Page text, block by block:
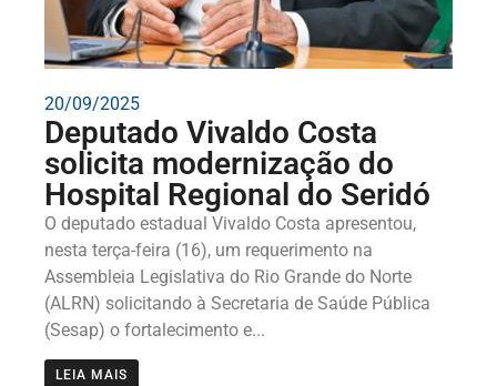
20/09/2025
Deputado Vivaldo Costa
solicita modernização do
Hospital Regional do Seridó
O deputado estadual Vivaldo Costa apresentou,
nesta terça-feira (16), um requerimento na
Assembleia Legislativa do Rio Grande do Norte
(ALRN) solicitando à Secretaria de Saúde Pública
(Sesap) o fortalecimento e...
LEIA MAIS